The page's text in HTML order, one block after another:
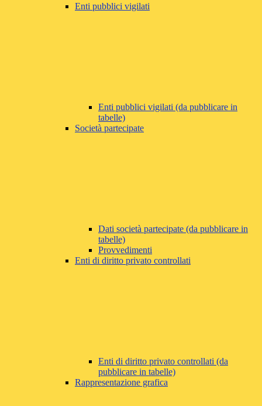
Enti pubblici vigilati
Enti pubblici vigilati (da pubblicare in
tabelle)
Società partecipate
Dati società partecipate (da pubblicare in
tabelle)
Provvedimenti
Enti di diritto privato controllati
Enti di diritto privato controllati (da
pubblicare in tabelle)
Rappresentazione grafica